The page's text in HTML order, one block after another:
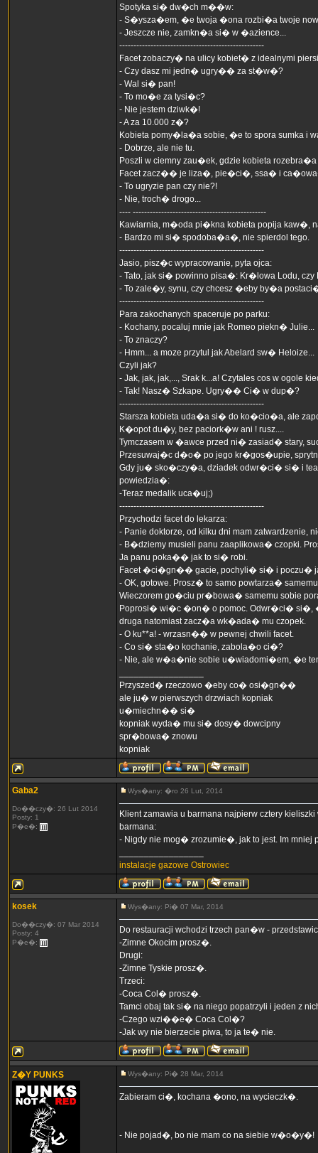
Spotyka si� dw�ch m��w:
- S�ysza�em, �e twoja �ona rozbi�a twoje
- Jeszcze nie, zamkn�a si� w �azience...
---------------------------------------------------
Facet zobaczy� na ulicy kobiet� z idealnymi
- Czy dasz mi jedn� ugry�� za st�w�?
- Wal si� pan!
- To mo�e za tysi�c?
- Nie jestem dziwk�!
- A za 10.000 z�?
Kobieta pomy�la�a sobie, �e to spora sumka i
- Dobrze, ale nie tu.
Poszli w ciemny zau�ek, gdzie kobieta
Facet zacz�� je liza�, pie�ci�, ssa� i
- To ugryzie pan czy nie?!
- Nie, troch� drogo...
---- -----------------------------------------------
Kawiarnia, m�oda pi�kna kobieta popija kaw�,
- Bardzo mi si� spodoba�a�, nie spierdol tego.
---------------------------------------------------
Jasio, pisz�c wypracowanie, pyta ojca:
- Tato, jak si� powinno pisa�: Kr�lowa Lodu,
- To zale�y, synu, czy chcesz �eby by�a
---------------------------------------------------
Para zakochanych spaceruje po parku:
- Kochany, pocaluj mnie jak Romeo piekn� Julie...
- To znaczy?
- Hmm... a moze przytul jak Abelard sw� Heloize...
Czyli jak?
- Jak, jak, jak,..., Srak k...a! Czytales cos w ogole
- Tak! Nasz� Szkape. Ugry�� Ci� w dup�?
---------------------------------------------------
Starsza kobieta uda�a si� do ko�cio�a, ale
K�opot du�y, bez paciork�w ani ! rusz....
Tymczasem w �awce przed ni� zasiad� stary,
Przesuwaj�c d�o� po jego kr�gos�upie,
Gdy ju� sko�czy�a, dziadek odwr�ci� si� i
powiedzia�:
-Teraz medalik uca�uj;)
---------------------------------------------------
Przychodzi facet do lekarza:
- Panie doktorze, od kilku dni mam zatwardzenie,
- B�dziemy musieli panu zaaplikowa�
Ja panu poka�� jak to si� robi.
Facet �ci�gn�� gacie, pochyli� si� i poczu�
- OK, gotowe. Prosz� to samo powtarza�
Wieczorem go�ciu pr�bowa� samemu sobie
Poprosi� wi�c �on� o pomoc. Odwr�ci�
druga natomiast zacz�a wk�ada� mu czopek.
- O ku**a! - wrzasn�� w pewnej chwili facet.
- Co si� sta�o kochanie, zabola�o ci�?
- Nie, ale w�a�nie sobie u�wiadomi�em, �e
Przyszed� rzeczowo �eby co� osi�gn��
ale ju� w pierwszych drzwiach kopniak
u�miechn�� si�
kopniak wyda� mu si� dosy� dowcipny
spr�bowa� znowu
kopniak
Gaba2
Do��czy�: 26 Lut 2014
Posty: 1
P�e�:
Wys�any: �ro 26 Lut, 2014
Klient zamawia u barmana najpierw cztery
barmana:
- Nigdy nie mog� zrozumie�, jak to jest. Im
instalacje gazowe Ostrowiec
kosek
Do��czy�: 07 Mar 2014
Posty: 4
P�e�:
Wys�any: Pi� 07 Mar, 2014
Do restauracji wchodzi trzech pan�w -
-Zimne Okocim prosz�.
Drugi:
-Zimne Tyskie prosz�.
Trzeci:
-Coca Col� prosz�.
Tamci obaj tak si� na niego popatrzyli i jeden z
-Czego wzi��e� Coca Col�?
-Jak wy nie bierzecie piwa, to ja te� nie.
Z�Y PUNKS Wys�any: Pi� 28 Mar, 2014
Zabieram ci�, kochana �ono, na wycieczk�.
- Nie pojad�, bo nie mam co na siebie w�o�y�!